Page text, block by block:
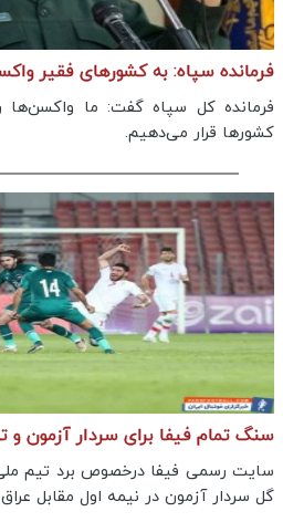
فرمانده سپاه: به کشور‌های فقیر
فرمانده کل سپاه گفت: ما واکسن‌ها
کشورها قرار می‌دهیم.
سنگ تمام فیفا برای سردار آزمون و
سایت رسمی فیفا درخصوص برد تیم
گل سردار آزمون در نیمه اول مقابل